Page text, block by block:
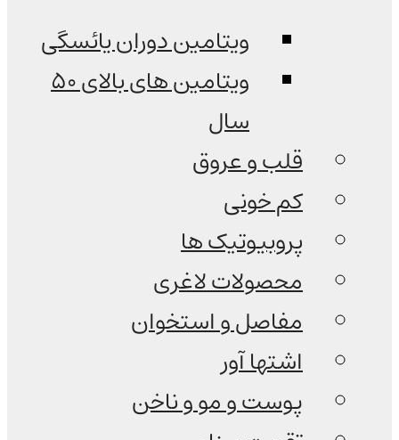
ویتامین دوران یائسگی
ویتامین های بالای 50
سال
قلب و عروق
کم خونی
پروبیوتیک ها
محصولات لاغری
مفاصل و استخوان
اشتها آور
پوست و مو و ناخن